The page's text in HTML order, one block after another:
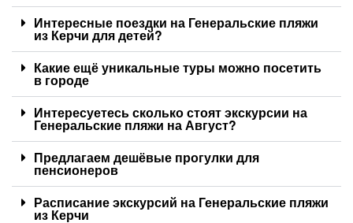
Интересные поездки на Генеральские пляжи
из Керчи для детей?
Какие ещё уникальные туры можно посетить
в городе
Интересуетесь сколько стоят экскурсии на
Генеральские пляжи на Август?
Предлагаем дешёвые прогулки для
пенсионеров
Расписание экскурсий на Генеральские пляжи
из Керчи